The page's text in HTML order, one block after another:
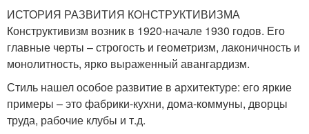
ИСТОРИЯ РАЗВИТИЯ КОНСТРУКТИВИЗМА
Конструктивизм возник в 1920-начале 1930 годов. Его
главные черты – строгость и геометризм, лаконичность и
монолитность, ярко выраженный авангардизм.
Стиль нашел особое развитие в архитектуре: его яркие
примеры – это фабрики-кухни, дома-коммуны, дворцы
труда, рабочие клубы и т.д.